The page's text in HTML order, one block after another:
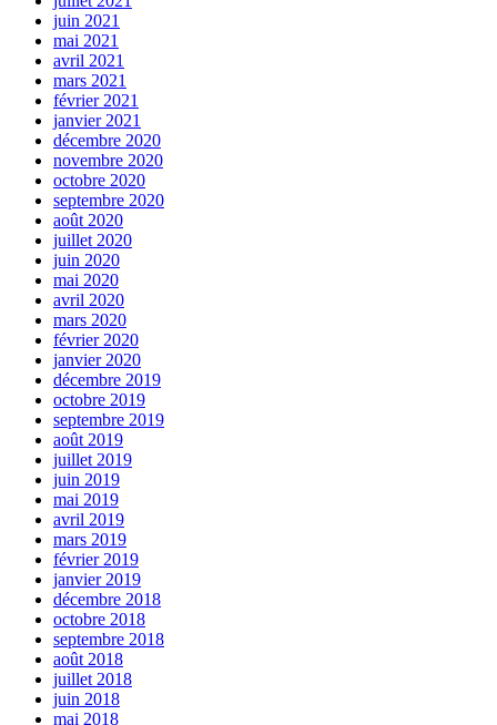
juin 2021
mai 2021
avril 2021
mars 2021
février 2021
janvier 2021
décembre 2020
novembre 2020
octobre 2020
septembre 2020
août 2020
juillet 2020
juin 2020
mai 2020
avril 2020
mars 2020
février 2020
janvier 2020
décembre 2019
octobre 2019
septembre 2019
août 2019
juillet 2019
juin 2019
mai 2019
avril 2019
mars 2019
février 2019
janvier 2019
décembre 2018
octobre 2018
septembre 2018
août 2018
juillet 2018
juin 2018
mai 2018